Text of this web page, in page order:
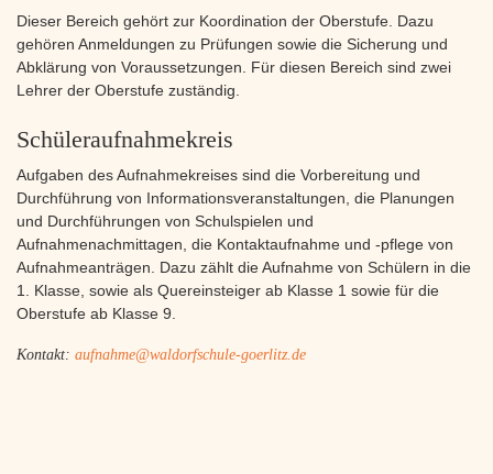
Dieser Bereich gehört zur Koordination der Oberstufe. Dazu
gehören Anmeldungen zu Prüfungen sowie die Sicherung und
Abklärung von Voraussetzungen. Für diesen Bereich sind zwei
Lehrer der Oberstufe zuständig.
Schüleraufnahmekreis
Aufgaben des Aufnahmekreises sind die Vorbereitung und
Durchführung von Informationsveranstaltungen, die Planungen
und Durchführungen von Schulspielen und
Aufnahmenachmittagen, die Kontaktaufnahme und -pflege von
Aufnahmeanträgen. Dazu zählt die Aufnahme von Schülern in die
1. Klasse, sowie als Quereinsteiger ab Klasse 1 sowie für die
Oberstufe ab Klasse 9.
Kontakt: aufnahme@waldorfschule-goerlitz.de